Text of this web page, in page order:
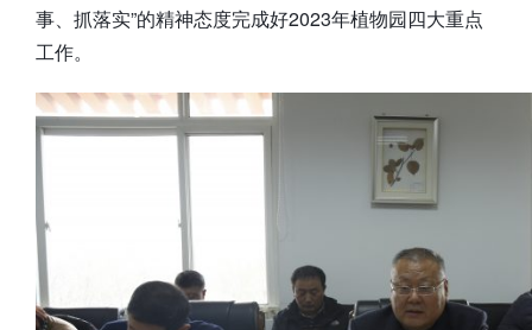
事、抓落实”的精神态度完成好2023年植物园四大重点
工作。